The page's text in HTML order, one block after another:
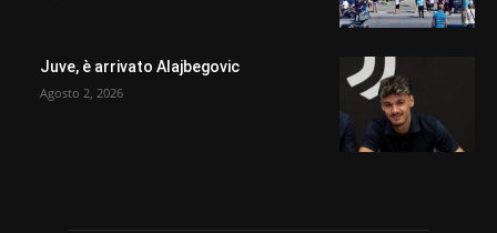
Juve, è arrivato Alajbegovic
Agosto 2, 2026